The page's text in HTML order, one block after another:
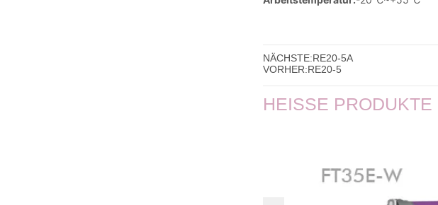
NÄCHSTE:RE20-5A
VORHER:RE20-5
HEISSE PRODUKTE